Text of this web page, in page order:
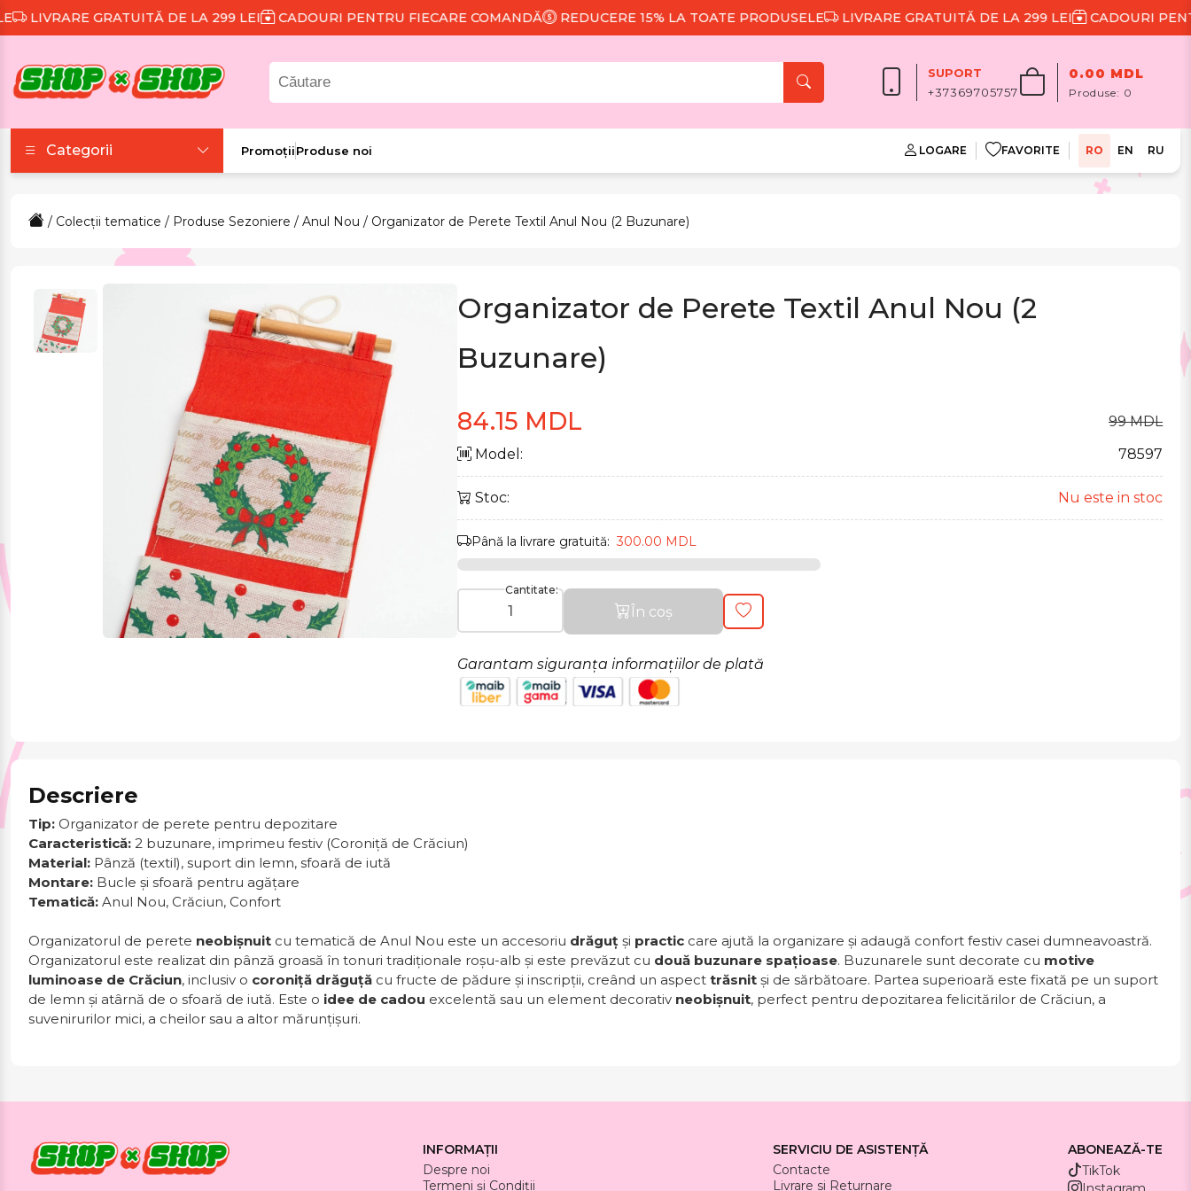
GRATUITĂ DE LA 299 LEI CADOURI PENTRU FIECARE COMANDĂ REDUCERE 15% LA TOATE PRODUSELE LIVRARE GRATUITĂ DE LA 299 LEI CADOURI PENTRU
SUPORT
+37369705757
0.00 MDL
Produse: 0
Categorii
Colecții tematice
Frumusețe și sănătate
Îmbrăcăminte și
PromoțiiProduse noi LOGARE FAVORITE RO EN RU
/ Colecții tematice / Produse Sezoniere / Anul Nou / Organizator de Perete Textil Anul Nou (2 Buzunare)
Organizator de Perete Textil Anul Nou (2
Buzunare)
84.15 MDL
99 MDL
Model:
78597
Stoc: Nu este in stoc
Până la livrare gratuită:300.00 MDL
Cantitate:
În coș
Garantam siguranța informațiilor de plată
Descriere
Tip: Organizator de perete pentru depozitare
Caracteristică: 2 buzunare, imprimeu festiv (Coroniță de Crăciun)
Material: Pânză (textil), suport din lemn, sfoară de iută
Montare: Bucle și sfoară pentru agățare
Tematică: Anul Nou, Crăciun, Confort
Organizatorul de perete neobișnuit cu tematică de Anul Nou este un accesoriu drăguț și practic care ajută la organizare și adaugă confort festiv casei dumneavoastră.
Organizatorul este realizat din pânză groasă în tonuri tradiționale roșu-alb și este prevăzut cu două buzunare spațioase. Buzunarele sunt decorate cu motive
luminoase de Crăciun, inclusiv o coroniță drăguță cu fructe de pădure și inscripții, creând un aspect trăsnit și de sărbătoare. Partea superioară este fixată pe un suport
de lemn și atârnă de o sfoară de iută. Este o idee de cadou excelentă sau un element decorativ neobișnuit, perfect pentru depozitarea felicitărilor de Crăciun, a
suvenirurilor mici, a cheilor sau a altor mărunțișuri.
INFORMAȚII
Despre noi
Termeni și Condiții
SERVICIU DE ASISTENȚĂ
Contacte
Livrare si Returnare
ABONEAZĂ-TE
TikTok